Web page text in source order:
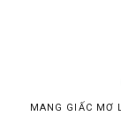
MANG GIẤC MƠ